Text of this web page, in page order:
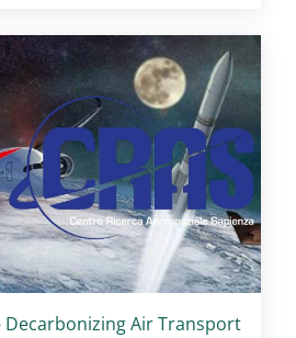
Decarbonizing Air Transport